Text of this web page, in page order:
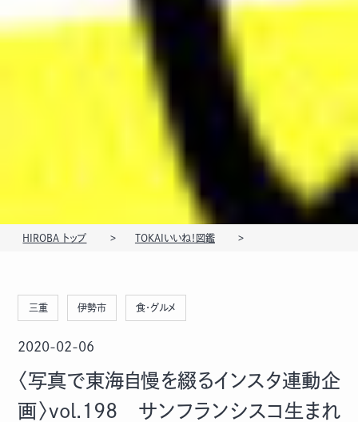
HIROBA トップ TOKAIいいね！図鑑
三重 伊勢市 食・グルメ
2020-02-06
〈写真で東海自慢を綴るインスタ連動企
画〉vol.198 サンフランシスコ生まれ